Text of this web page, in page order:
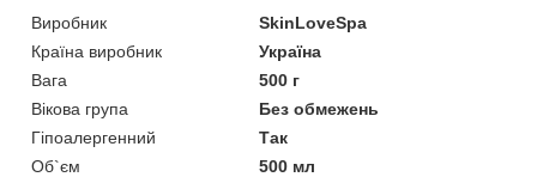
Виробник
SkinLoveSpa
Країна виробник
Україна
Вага
500 г
Вікова група
Без обмежень
Гіпоалергенний
Так
Об`єм
500 мл